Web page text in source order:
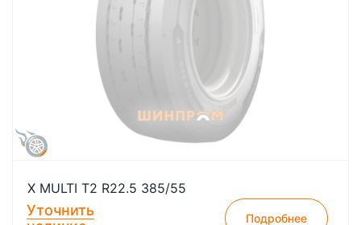
X MULTI T2 R22.5 385/55
Уточнить
Подробнее